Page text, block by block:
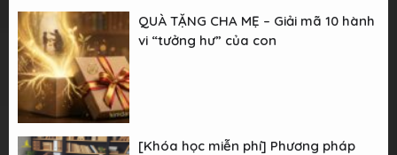
QUÀ TẶNG CHA MẸ – Giải mã 10 hành
vi “tưởng hư” của con
[Khóa học miễn phí] Phương pháp